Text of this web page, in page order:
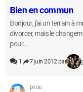
Bien en commun
Bonjour, j'ai un terrain à
divorcer, mais le
pour...
1 7 juin 2012 par
pilou